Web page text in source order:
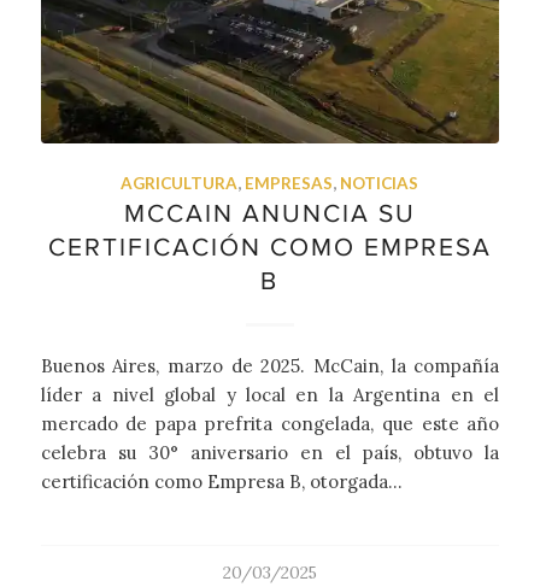
AGRICULTURA, EMPRESAS, NOTICIAS
MCCAIN ANUNCIA SU
CERTIFICACIÓN COMO EMPRESA
B
Buenos Aires, marzo de 2025. McCain, la compañía
líder a nivel global y local en la Argentina en el
mercado de papa prefrita congelada, que este año
celebra su 30° aniversario en el país, obtuvo la
certificación como Empresa B, otorgada…
20/03/2025